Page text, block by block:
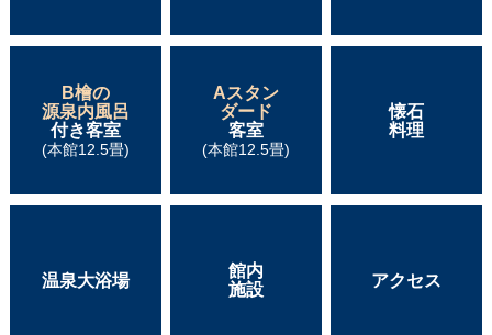
B檜の
源泉内風呂
付き客室
(本館12.5畳)
Aスタン
ダード
客室
(本館12.5畳)
懐石
料理
温泉大浴場
館内
施設
アクセス